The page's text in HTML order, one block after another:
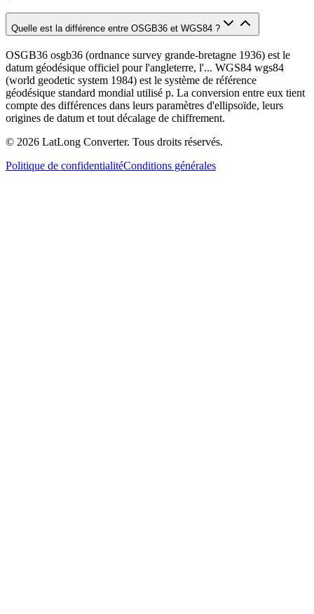
Quelle est la différence entre OSGB36 et WGS84 ?
OSGB36 osgb36 (ordnance survey grande-bretagne 1936) est le
datum géodésique officiel pour l'angleterre, l'... WGS84 wgs84
(world geodetic system 1984) est le système de référence
géodésique standard mondial utilisé p. La conversion entre eux tient
compte des différences dans leurs paramètres d'ellipsoïde, leurs
origines de datum et tout décalage de chiffrement.
© 2026 LatLong Converter. Tous droits réservés.
Politique de confidentialitéConditions générales